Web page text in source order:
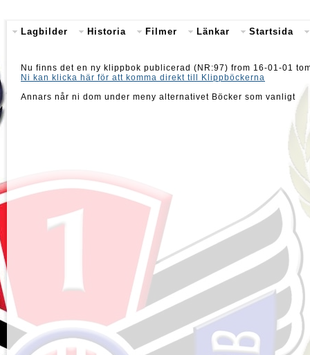
Lagbilder Historia Filmer Länkar Startsida
Nu finns det en ny klippbok publicerad (NR:97) from 16-01-01
Ni kan klicka här för att komma direkt till Klippböckerna
Annars når ni dom under meny alternativet Böcker som vanligt